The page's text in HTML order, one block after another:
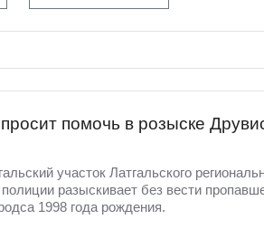
помочь в розыске
участок Латгальского
разыскивает без вести
1998 года рождения.